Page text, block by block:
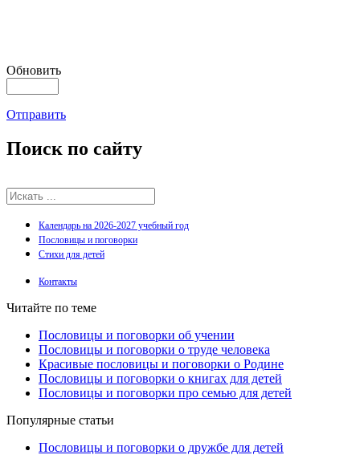
Обновить
Отправить
Поиск по сайту
Календарь на 2026-2027 учебный год
Пословицы и поговорки
Стихи для детей
Контакты
Читайте по теме
Пословицы и поговорки об учении
Пословицы и поговорки о труде человека
Красивые пословицы и поговорки о Родине
Пословицы и поговорки о книгах для детей
Пословицы и поговорки про семью для детей
Популярные статьи
Пословицы и поговорки о дружбе для детей